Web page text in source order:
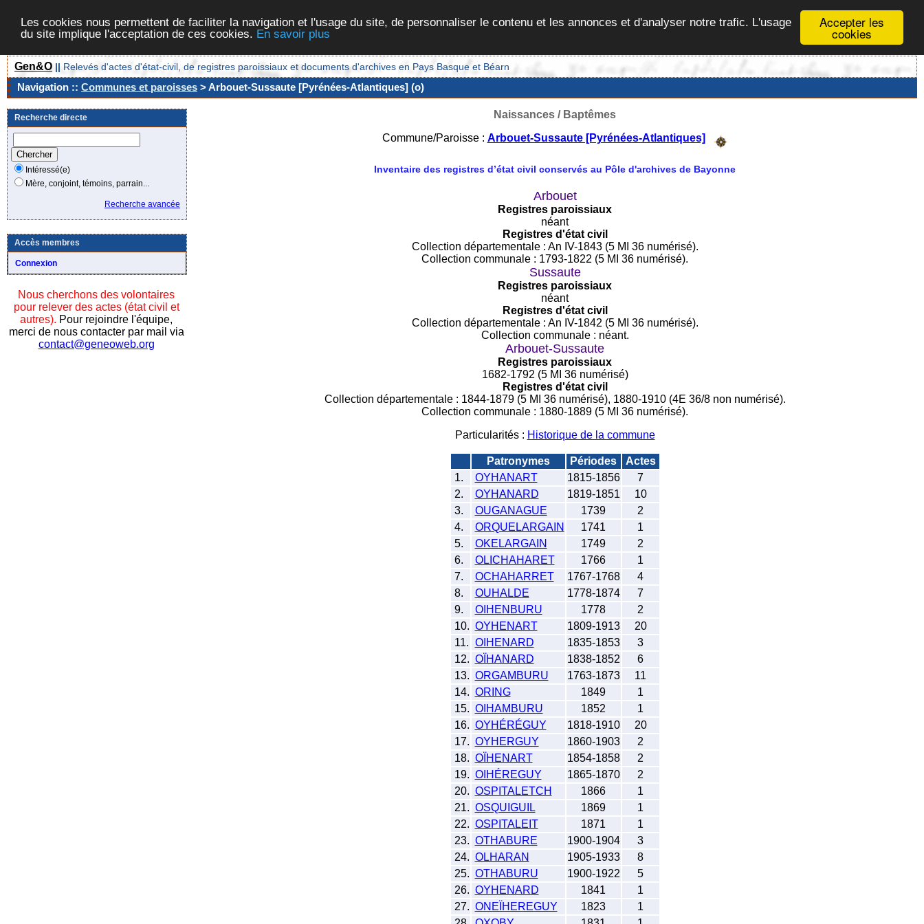
Accepter les
cookies
Les cookies nous permettent de faciliter la navigation et l'usage du site, de personnaliser le contenu et les annonces et d'analyser notre trafic. L'usage
du site implique l'acceptation de ces cookies. En savoir plus
Gen&O || Relevés d'actes d'état-civil, de registres paroissiaux et documents d'archives en Pays Basque et Béarn
Navigation :: Communes et paroisses > Arbouet-Sussaute [Pyrénées-Atlantiques] (o)
Recherche directe
Intéressé(e)
Mère, conjoint, témoins, parrain...
Recherche avancée
Accès membres
Connexion
Nous cherchons des volontaires
pour relever des actes (état civil et
autres). Pour rejoindre l'équipe,
merci de nous contacter par mail via
contact@geneoweb.org
Naissances / Baptêmes
Commune/Paroisse : Arbouet-Sussaute [Pyrénées-Atlantiques]
Inventaire des registres d’état civil conservés au Pôle d'archives de Bayonne
Arbouet
Registres paroissiaux
néant
Registres d'état civil
Collection départementale : An IV-1843 (5 MI 36 numérisé).
Collection communale : 1793-1822 (5 MI 36 numérisé).
Sussaute
Registres paroissiaux
néant
Registres d'état civil
Collection départementale : An IV-1842 (5 MI 36 numérisé).
Collection communale : néant.
Arbouet-Sussaute
Registres paroissiaux
1682-1792 (5 MI 36 numérisé)
Registres d'état civil
Collection départementale : 1844-1879 (5 MI 36 numérisé), 1880-1910 (4E 36/8 non numérisé).
Collection communale : 1880-1889 (5 MI 36 numérisé).
Particularités : Historique de la commune
Patronymes Périodes
Actes
1.
OYHANART 1815-1856
7
2.
OYHANARD 1819-1851
10
3.
OUGANAGUE 1739
2
4.
ORQUELARGAIN 1741
1
5.
OKELARGAIN 1749
2
6.
OLICHAHARET 1766
1
7.
OCHAHARRET 1767-1768
4
8.
OUHALDE 1778-1874
7
9.
OIHENBURU 1778
2
10. OYHENART 1809-1913
20
11. OIHENARD 1835-1853
3
12. OÏHANARD 1838-1852
6
13. ORGAMBURU 1763-1873
11
14. ORING 1849
1
15. OIHAMBURU 1852
1
16. OYHÉRÉGUY 1818-1910
20
17. OYHERGUY 1860-1903
2
18. OÏHENART 1854-1858
2
19. OIHÉREGUY 1865-1870
2
20. OSPITALETCH 1866
1
21. OSQUIGUIL 1869
1
22. OSPITALEIT 1871
1
23. OTHABURE 1900-1904
3
24. OLHARAN 1905-1933
8
25. OTHABURU 1900-1922
5
26. OYHENARD 1841
1
27. ONEÏHEREGUY 1823
1